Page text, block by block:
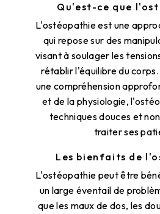
Qu'est-ce que
L'ostéopathie est une
qui repose sur des
visant à soulager les
rétablir l'équilibre du
une compréhension
et de la physiologie,
techniques douces et
traiter ses
Les bienfaits de
L'ostéopathie peut être
un large éventail de
que les maux de dos, les